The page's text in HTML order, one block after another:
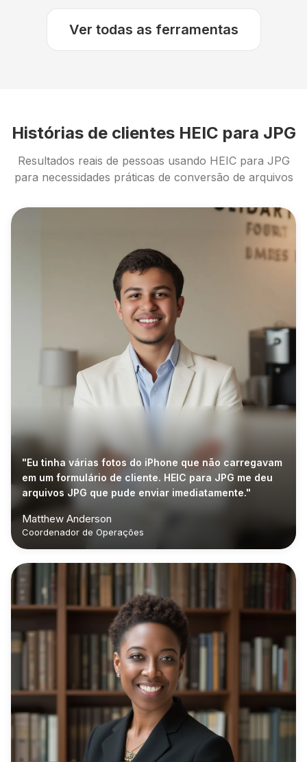
Ver todas as ferramentas
Histórias de clientes HEIC para JPG
Resultados reais de pessoas usando HEIC para JPG
para necessidades práticas de conversão de arquivos
"Eu tinha várias fotos do iPhone que não carregavam
em um formulário de cliente. HEIC para JPG me deu
arquivos JPG que pude enviar imediatamente."
Matthew Anderson
Coordenador de Operações